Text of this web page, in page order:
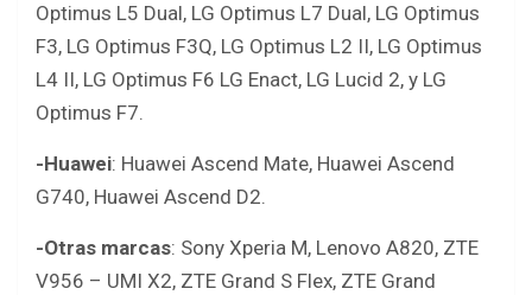
Optimus L5 Dual, LG Optimus L7 Dual, LG Optimus
F3, LG Optimus F3Q, LG Optimus L2 II, LG Optimus
L4 II, LG Optimus F6 LG Enact, LG Lucid 2, y LG
Optimus F7.
-Huawei: Huawei Ascend Mate, Huawei Ascend
G740, Huawei Ascend D2.
-Otras marcas: Sony Xperia M, Lenovo A820, ZTE
V956 – UMI X2, ZTE Grand S Flex, ZTE Grand